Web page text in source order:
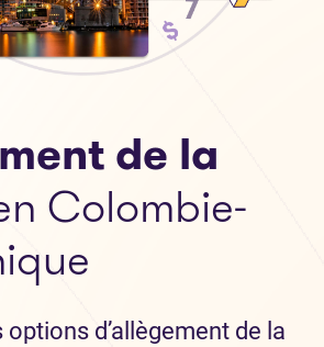
de la
Colombie-
d’allègement de la